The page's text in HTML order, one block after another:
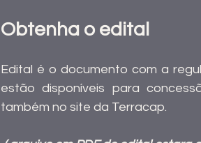
Obtenha o edital
Edital é o documento com a
estão disponíveis para
também no site da Terracap.